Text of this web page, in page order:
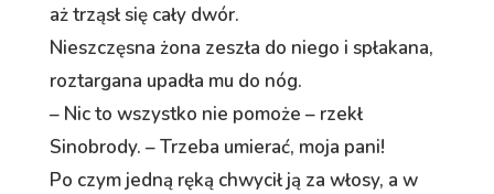
aż trząsł się cały dwór.
Nieszczęsna żona zeszła do niego i spłakana,
roztargana upadła mu do nóg.
– Nic to wszystko nie pomoże – rzekł
Sinobrody. – Trzeba umierać, moja pani!
Po czym jedną ręką chwycił ją za włosy, a w